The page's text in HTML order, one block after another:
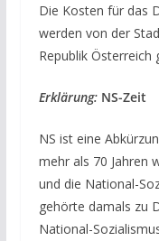
Die Kosten für das
werden von der
Republik Österreich
Erklärung:NS-Zeit
NS ist eine
mehr als 70 Jahren
und die National-
gehörte damals zu
National-